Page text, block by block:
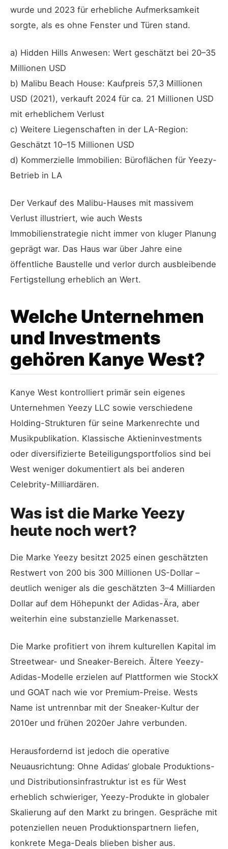
wurde und 2023 für erhebliche Aufmerksamkeit
sorgte, als es ohne Fenster und Türen stand.
a) Hidden Hills Anwesen: Wert geschätzt bei 20–35
Millionen USD
b) Malibu Beach House: Kaufpreis 57,3 Millionen
USD (2021), verkauft 2024 für ca. 21 Millionen USD
mit erheblichem Verlust
c) Weitere Liegenschaften in der LA-Region:
Geschätzt 10–15 Millionen USD
d) Kommerzielle Immobilien: Büroflächen für Yeezy-
Betrieb in LA
Der Verkauf des Malibu-Hauses mit massivem
Verlust illustriert, wie auch Wests
Immobilienstrategie nicht immer von kluger Planung
geprägt war. Das Haus war über Jahre eine
öffentliche Baustelle und verlor durch ausbleibende
Fertigstellung erheblich an Wert.
Welche Unternehmen
und Investments
gehören Kanye West?
Kanye West kontrolliert primär sein eigenes
Unternehmen Yeezy LLC sowie verschiedene
Holding-Strukturen für seine Markenrechte und
Musikpublikation. Klassische Aktieninvestments
oder diversifizierte Beteiligungsportfolios sind bei
West weniger dokumentiert als bei anderen
Celebrity-Milliardären.
Was ist die Marke Yeezy
heute noch wert?
Die Marke Yeezy besitzt 2025 einen geschätzten
Restwert von 200 bis 300 Millionen US-Dollar –
deutlich weniger als die geschätzten 3–4 Milliarden
Dollar auf dem Höhepunkt der Adidas-Ära, aber
weiterhin eine substanzielle Markenasset.
Die Marke profitiert von ihrem kulturellen Kapital im
Streetwear- und Sneaker-Bereich. Ältere Yeezy-
Adidas-Modelle erzielen auf Plattformen wie StockX
und GOAT nach wie vor Premium-Preise. Wests
Name ist untrennbar mit der Sneaker-Kultur der
2010er und frühen 2020er Jahre verbunden.
Herausfordernd ist jedoch die operative
Neuausrichtung: Ohne Adidas‘ globale Produktions-
und Distributionsinfrastruktur ist es für West
erheblich schwieriger, Yeezy-Produkte in globaler
Skalierung auf den Markt zu bringen. Gespräche mit
potenziellen neuen Produktionspartnern liefen,
konkrete Mega-Deals blieben bisher aus.